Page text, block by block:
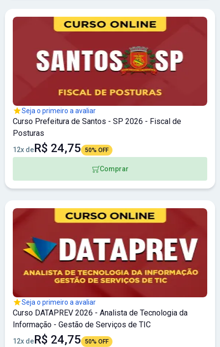
Seja o primeiro a avaliar
Curso Prefeitura de Santos - SP 2026 - Fiscal de
Posturas
12x deR$ 24,75 50% OFF
Comprar
Seja o primeiro a avaliar
Curso DATAPREV 2026 - Analista de Tecnologia da
Informação - Gestão de Serviços de TIC
12x deR$ 24,75 50% OFF